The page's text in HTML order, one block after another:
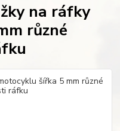
na ráfky
různé